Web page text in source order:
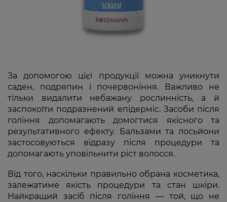
За допомогою цієї продукції можна уникнути
саден, подряпин і почервоніння. Важливо не
тільки видалити небажану рослинність, а й
заспокоїти подразнений епідерміс. Засоби після
гоління допомагають домогтися якісного та
результативного ефекту. Бальзами та лосьйони
застосовуються відразу після процедури та
допомагають уповільнити ріст волосся.
Від того, наскільки правильно обрана косметика,
залежатиме якість процедури та стан шкіри.
Найкращий засіб після гоління — той, що не